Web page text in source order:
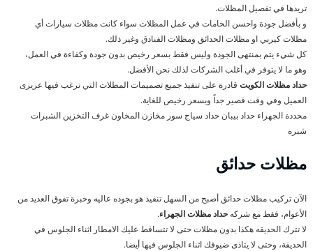
تريدها في تفصيل المظلات.
و بأفضل جودة واحسن الخامات في عمل المظلات سواء كانت مظلات سيارات أي
مظلات كيربي او مظلات الحدائق ومظلات الفنادق وغير ذلك.
كل شيء يتم بمنتهى الجودة وليس فقط بسعر رخيص بدون جودة وكفاءة في العمل،
وهو ما لا يتوفر في أغلب الشركات لذلك نحن الأفضل.
حداد مظلات الكويت قادرة على تنفيذ جميع تصميمات المظلات التي ترغب فيها عزيزى
العميل وفي وقت قصير جداً وبسعر رخيص للغاية.
محددة الجهراء حداد بيبان حداد سياج سور مخازن المخاون غرف التخزين الشبرات
شبره
مظلات حدائق
الآن تركيب مظلات حدائق أصبح من السهل تنفيذ هو بجوده عاليه وخبرة تفوق العديد من
الأعوام، فقط مع شركه حداد مظلات الجهراء.
لا تترك الحديقه هكذا بدون مظلات حتى لا تتساقط عليك الامطار اثناء الجلوس في
الحديقة، وحتى لا يتاذى ضيوفك اثناء الجلوس فيها أيضا.